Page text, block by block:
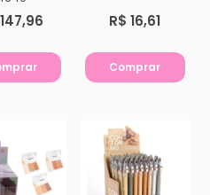
R$ 16,61
Comprar